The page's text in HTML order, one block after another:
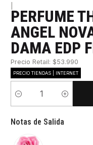
PERFUME
ANGEL
DAMA EDP
Precio Retail: $53.990
PRECIO TIENDAS | INTERNET
Cantidad
Notas de Salida